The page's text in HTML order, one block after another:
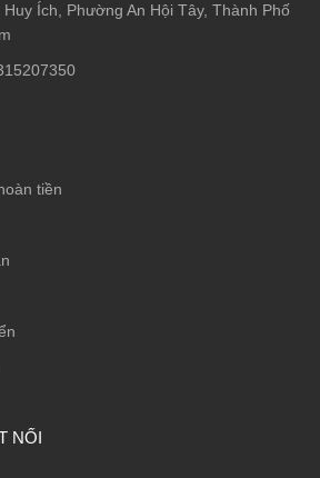
Ích, Phường An Hội Tây, Thành Phố
tiền
NỐI